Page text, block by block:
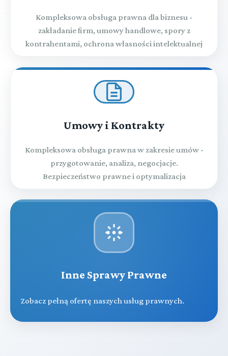
Kompleksowa obsługa prawna dla biznesu -
zakładanie firm, umowy handlowe, spory z
kontrahentami, ochrona własności intelektualnej
Umowy i Kontrakty
Kompleksowa obsługa prawna w zakresie umów -
przygotowanie, analiza, negocjacje.
Bezpieczeństwo prawne i optymalizacja
Inne Sprawy Prawne
Zobacz pełną ofertę naszych usług prawnych.